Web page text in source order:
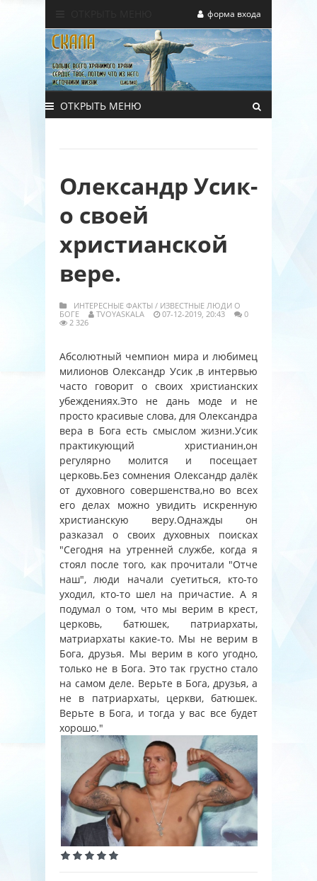
форма входа
ОТКРЫТЬ МЕНЮ
Олександр Усик-
о своей
христианской
вере.
ИНТЕРЕСНЫЕ ФАКТЫ / ИЗВЕСТНЫЕ ЛЮДИ О
БОГЕ
TVOYASKALA 07-12-2019, 20:43
0
2 326
Абсолютный чемпион мира и любимец
милионов Олександр Усик ,в интервью
часто говорит о своих христианских
убеждениях.Это не дань моде и не
просто красивые слова, для Олександра
вера в Бога есть смыслом жизни.Усик
практикующий христианин,он
регулярно молится и посещает
церковь.Без сомнения Олександр далёк
от духовного совершенства,но во всех
его делах можно увидить искренную
христианскую веру.Однажды он
разказал о своих духовных поисках
"Сегодня на утренней службе, когда я
стоял после того, как прочитали "Отче
наш", люди начали суетиться, кто-то
уходил, кто-то шел на причастие. А я
подумал о том, что мы верим в крест,
церковь, батюшек, патриархаты,
матриархаты какие-то. Мы не верим в
Бога, друзья. Мы верим в кого угодно,
только не в Бога. Это так грустно стало
на самом деле. Верьте в Бога, друзья, а
не в патриархаты, церкви, батюшек.
Верьте в Бога, и тогда у вас все будет
хорошо."